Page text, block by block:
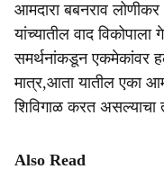
r
e
आमदारा बबनराव
यांच्यातील वाद विकोपाला
समर्थनांकडून एकमेकांवर
मात्र,आता यातील एका
शिविगाळ करत
Also Read